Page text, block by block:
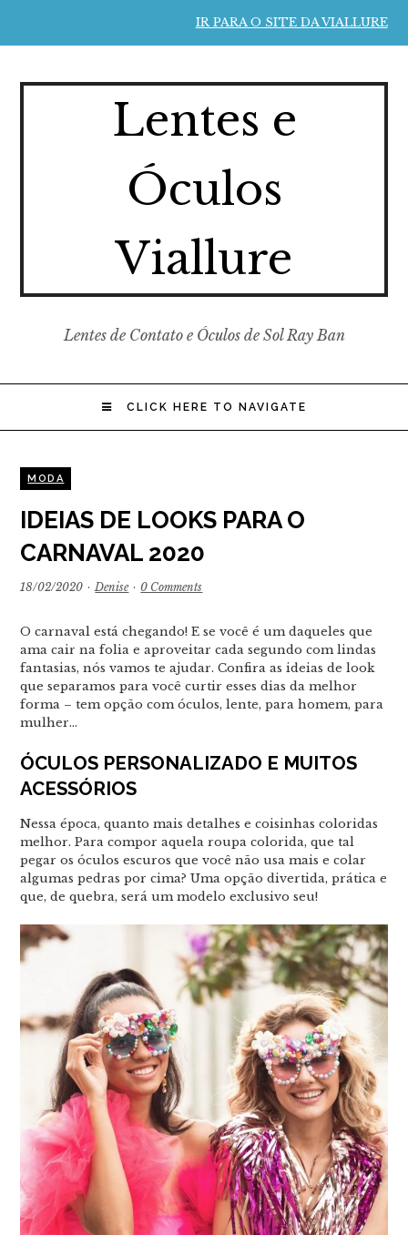
IR PARA O SITE DA VIALLURE
Lentes e
Óculos
Viallure
Lentes de Contato e Óculos de Sol Ray Ban
CLICK HERE TO NAVIGATE
MODA
IDEIAS DE LOOKS PARA O
CARNAVAL 2020
18/02/2020 · Denise · 0 Comments
O carnaval está chegando! E se você é um daqueles que
ama cair na folia e aproveitar cada segundo com lindas
fantasias, nós vamos te ajudar. Confira as ideias de look
que separamos para você curtir esses dias da melhor
forma – tem opção com óculos, lente, para homem, para
mulher…
ÓCULOS PERSONALIZADO E MUITOS
ACESSÓRIOS
Nessa época, quanto mais detalhes e coisinhas coloridas
melhor. Para compor aquela roupa colorida, que tal
pegar os óculos escuros que você não usa mais e colar
algumas pedras por cima? Uma opção divertida, prática e
que, de quebra, será um modelo exclusivo seu!